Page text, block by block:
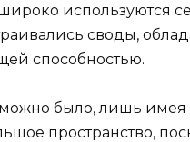
используются
своды,
способностью.
можно было, лишь имея
пространство,